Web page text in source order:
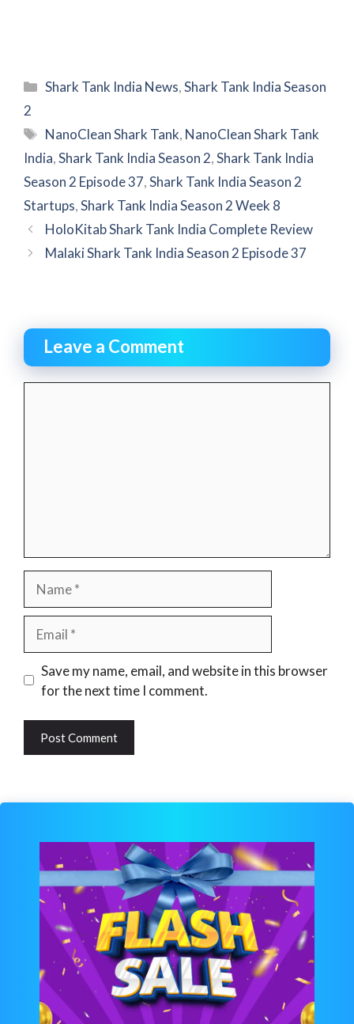
Categories
Shark Tank India News,Shark Tank India Season
2
Tags
NanoClean Shark Tank, NanoClean Shark Tank
India,Shark Tank India Season 2,Shark Tank India
Season 2 Episode 37,Shark Tank India Season 2
Startups,Shark Tank India Season 2 Week 8
HoloKitab Shark Tank India Complete Review
Malaki Shark Tank India Season 2 Episode 37
Leave a Comment
Website
Save my name, email, and website in this browser
for the next time I comment.